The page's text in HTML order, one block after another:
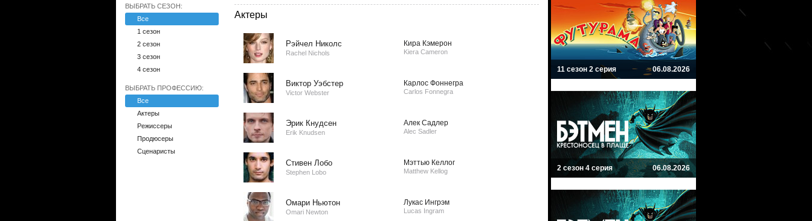
ВЫБРАТЬ СЕЗОН:
Все
1 сезон
2 сезон
3 сезон
4 сезон
ВЫБРАТЬ ПРОФЕССИЮ:
Все
Актеры
Режиссеры
Продюсеры
Сценаристы
Актеры
Рэйчел Николс
Rachel Nichols
Кира Кэмерон
Kiera Cameron
Виктор Уэбстер
Victor Webster
Карлос Фоннегра
Carlos Fonnegra
Эрик Кнудсен
Erik Knudsen
Алек Садлер
Alec Sadler
Стивен Лобо
Stephen Lobo
Мэттью Келлог
Matthew Kellog
Омари Ньютон
Omari Newton
Лукас Ингрэм
Lucas Ingram
11 сезон 2 серия 06.08.2026
2 сезон 4 серия 06.08.2026